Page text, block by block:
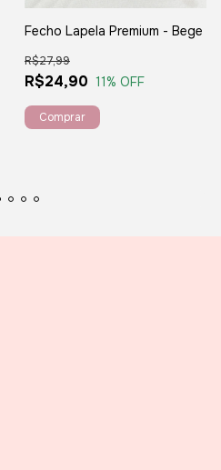
Fecho Lapela Premium - Bege
R$24,90
R$27,99
11% OFF